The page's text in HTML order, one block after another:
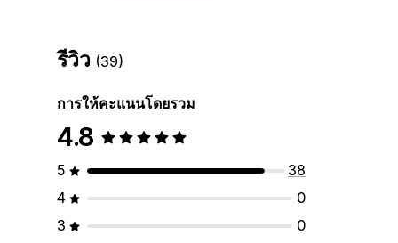
รีวิว (39)
การให้คะแนนโดยรวม
4.8
5
38
4
0
3
0